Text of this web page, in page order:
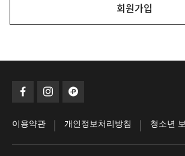
회원가입
이용약관 | 개인정보처리방침 | 청소년